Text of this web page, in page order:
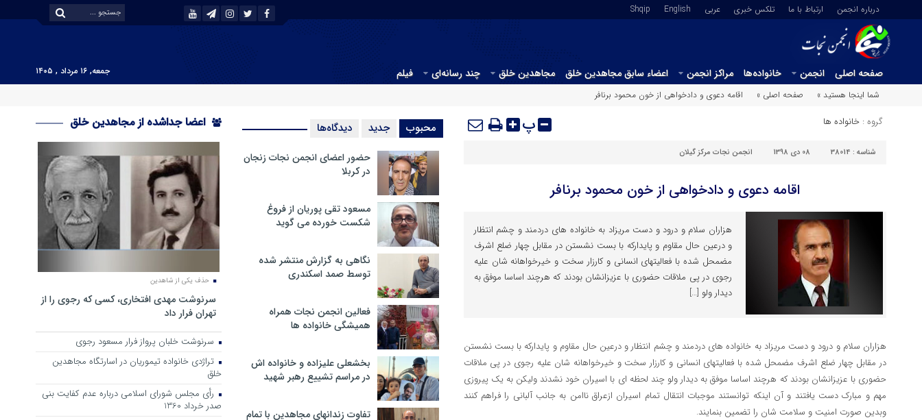
درباره انجمن ارتباط با ما تلکس خبری عربي English
Shqip
صفحه اصلی انجمن خانواده‌ها مراکز انجمن اعضاء سابق مجاهدین خلق مجاهدین خلق چند رسانه‌ای فیلم
جمعه, ۱۶ مرداد , ۱۴۰۵
شما اینجا هستید »
صفحه اصلی » اقامه دعوی و دادخواهی از خون محمود برنافر
گروه : خانواده ها پ
شناسه : 38014 08 دی 1398 انجمن نجات مرکز گیلان
اقامه دعوی و دادخواهی از خون محمود برنافر
هزاران سلام و درود و دست مریزاد به خانواده های دردمند و چشم انتظار
و درعین حال مقاوم و پایدارکه با بست نشستن در مقابل چهار ضلع اشرف
مضمحل شده با فعالیتهای انسانی و کارزار سخت و خیرخواهانه شان علیه
رجوی در پی ملاقات حضوری با عزیزانشان بودند که هرچند اساسا موفق به
دیدار ولو […]
هزاران سلام و درود و دست مریزاد به خانواده های دردمند و چشم انتظار و درعین حال مقاوم و پایدارکه با بست نشستن
در مقابل چهار ضلع اشرف مضمحل شده با فعالیتهای انسانی و کارزار سخت و خیرخواهانه شان علیه رجوی در پی ملاقات
حضوری با عزیزانشان بودند که هرچند اساسا موفق به دیدار ولو چند لحظه ای با اسیران خود نشدند ولیکن به یک پیروزی
مهم و مبارک دست یافتند و آن اینکه توانستند موجبات انتقال تمام اسیران ازعراق ناامن به جانب آلبانی را فراهم کنند
وبدین صورت امنیت و سلامت شان را تضمین بنمایند.
محبوب جدید دیدگاه‌ها
حضور اعضای انجمن نجات زنجان
در کربلا
مسعود تقی پوریان از فروغ
شکست خورده می گوید
نگاهی به گزارش منتشر شده
توسط صمد اسکندری
فعالین انجمن نجات همراه
همیشگی خانواده ها
بخشعلی علیزاده و خانواده اش
در مراسم تشییع رهبر شهید
تفاوت زندانهای مجاهدین با تمام
اعضا جداشده از مجاهدین خلق
حذف یکی از شاهدین
سرنوشت مهدی افتخاری، کسی که رجوی را از
تهران فرار داد
سرنوشت خلبان پرواز فرار مسعود رجوی
تراژدی خانواده تیموریان در اسارتگاه مجاهدین
خلق
رأی مجلس شورای اسلامی درباره عدم كفایت بنی
صدر خرداد 1360